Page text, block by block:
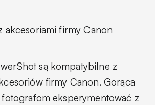
akcesoriami firmy Canon
są kompatybilne z
firmy Canon. Gorąca
eksperymentować z